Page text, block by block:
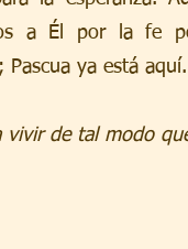
a Él por la fe
Pascua ya está aquí.
vivir de tal modo